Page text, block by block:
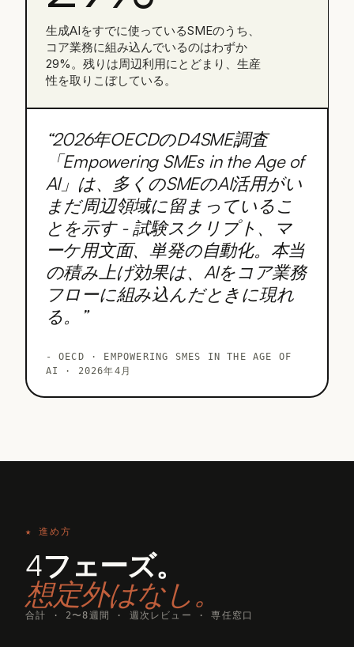
生成AIをすでに使っているSMEのうち、
コア業務に組み込んでいるのはわずか
29%。残りは周辺利用にとどまり、生産
性を取りこぼしている。
“2026年OECDのD4SME調査
「Empowering SMEs in the Age of
AI」は、多くのSMEのAI活用がい
まだ周辺領域に留まっているこ
とを示す - 試験スクリプト、マ
ーケ用文面、単発の自動化。本当
の積み上げ効果は、AIをコア業務
フローに組み込んだときに現れ
る。
”
- OECD · EMPOWERING SMES IN THE AGE OF
AI · 2026年4月
★ 進め方
4フェーズ。
想定外はなし。
合計 · 2〜8週間 · 週次レビュー · 専任窓口